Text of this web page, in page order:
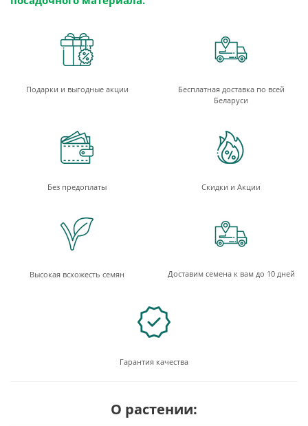
Подарки и выгодные акции
Бесплатная доставка по всей
Беларуси
Без предоплаты Скидки и Акции
Высокая всхожесть семян Доставим семена к вам до 10 дней
Гарантия качества
О растении: